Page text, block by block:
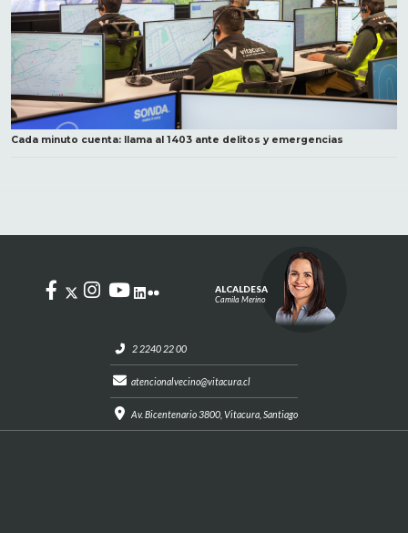
Cada minuto cuenta: llama al 1403 ante delitos y emergencias
2 2240 22 00
atencionalvecino@vitacura.cl
Av. Bicentenario 3800, Vitacura, Santiago
ALCALDESA
Camila Merino